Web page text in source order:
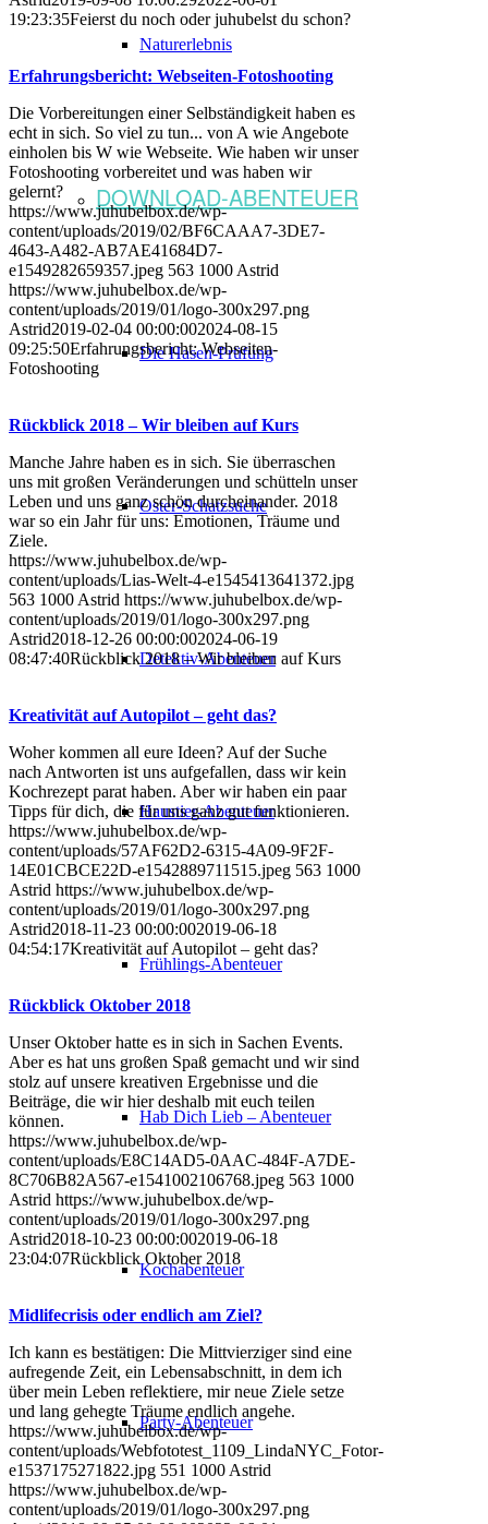
Naturerlebnis
DOWNLOAD-ABENTEUER
Die Hasen-Prüfung
Oster-Schatzsuche
Detektiv-Abenteuer
Haustier-Abenteuer
Frühlings-Abenteuer
Hab Dich Lieb – Abenteuer
Kochabenteuer
Party-Abenteuer
19:23:35Feierst du noch oder juhubelst du schon?
Erfahrungsbericht: Webseiten-Fotoshooting
Die Vorbereitungen einer Selbständigkeit haben es
echt in sich. So viel zu tun... von A wie Angebote
einholen bis W wie Webseite. Wie haben wir unser
Fotoshooting vorbereitet und was haben wir
gelernt?
https://www.juhubelbox.de/wp-
content/uploads/2019/02/BF6CAAA7-3DE7-
4643-A482-AB7AE41684D7-
e1549282659357.jpeg 563 1000 Astrid
https://www.juhubelbox.de/wp-
content/uploads/2019/01/logo-300x297.png
Astrid2019-02-04 00:00:002024-08-15
09:25:50Erfahrungsbericht: Webseiten-
Fotoshooting
Rückblick 2018 – Wir bleiben auf Kurs
Manche Jahre haben es in sich. Sie überraschen
uns mit großen Veränderungen und schütteln unser
Leben und uns ganz schön durcheinander. 2018
war so ein Jahr für uns: Emotionen, Träume und
Ziele.
https://www.juhubelbox.de/wp-
content/uploads/Lias-Welt-4-e1545413641372.jpg
563 1000 Astrid https://www.juhubelbox.de/wp-
content/uploads/2019/01/logo-300x297.png
Astrid2018-12-26 00:00:002024-06-19
08:47:40Rückblick 2018 – Wir bleiben auf Kurs
Kreativität auf Autopilot – geht das?
Woher kommen all eure Ideen? Auf der Suche
nach Antworten ist uns aufgefallen, dass wir kein
Kochrezept parat haben. Aber wir haben ein paar
Tipps für dich, die für uns ganz gut funktionieren.
https://www.juhubelbox.de/wp-
content/uploads/57AF62D2-6315-4A09-9F2F-
14E01CBCE22D-e1542889711515.jpeg 563 1000
Astrid https://www.juhubelbox.de/wp-
content/uploads/2019/01/logo-300x297.png
Astrid2018-11-23 00:00:002019-06-18
04:54:17Kreativität auf Autopilot – geht das?
Rückblick Oktober 2018
Unser Oktober hatte es in sich in Sachen Events.
Aber es hat uns großen Spaß gemacht und wir sind
stolz auf unsere kreativen Ergebnisse und die
Beiträge, die wir hier deshalb mit euch teilen
können.
https://www.juhubelbox.de/wp-
content/uploads/E8C14AD5-0AAC-484F-A7DE-
8C706B82A567-e1541002106768.jpeg 563 1000
Astrid https://www.juhubelbox.de/wp-
content/uploads/2019/01/logo-300x297.png
Astrid2018-10-23 00:00:002019-06-18
23:04:07Rückblick Oktober 2018
Midlifecrisis oder endlich am Ziel?
Ich kann es bestätigen: Die Mittvierziger sind eine
aufregende Zeit, ein Lebensabschnitt, in dem ich
über mein Leben reflektiere, mir neue Ziele setze
und lang gehegte Träume endlich angehe.
https://www.juhubelbox.de/wp-
content/uploads/Webfototest_1109_LindaNYC_Fotor-
e1537175271822.jpg 551 1000 Astrid
https://www.juhubelbox.de/wp-
content/uploads/2019/01/logo-300x297.png